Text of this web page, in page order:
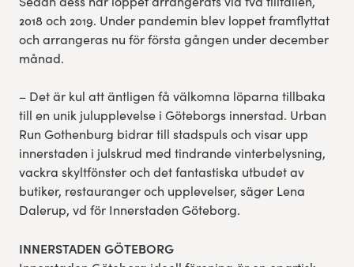
2018 och 2019. Under pandemin blev loppet framflyttat
och arrangeras nu för första gången under december
månad.
– Det är kul att äntligen få välkomna löparna tillbaka
till en unik julupplevelse i Göteborgs innerstad. Urban
Run Gothenburg bidrar till stadspuls och visar upp
innerstaden i julskrud med tindrande vinterbelysning,
vackra skyltfönster och det fantastiska utbudet av
butiker, restauranger och upplevelser, säger Lena
Dalerup, vd för Innerstaden Göteborg.
INNERSTADEN GÖTEBORG